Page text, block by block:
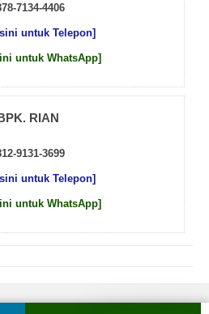
7134-4406
untuk Telepon]
untuk WhatsApp]
RIAN
9131-3699
untuk Telepon]
untuk WhatsApp]